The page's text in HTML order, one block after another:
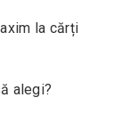
la cărți
alegi?